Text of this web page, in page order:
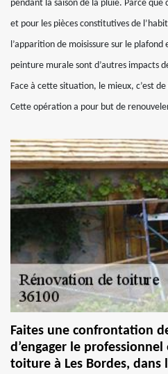
pendant la saison de la pluie. Parce
et pour les pièces constitutives de
l’apparition de moisissure sur le
peinture murale sont d’autres impacts
Face à cette situation, le mieux, c’est
Cette opération a pour but de
Faites une confrontation
d’engager le
toiture à Les Bordes, dans